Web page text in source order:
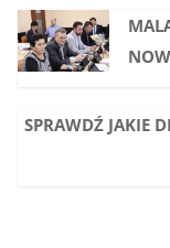
SPRAWDŹ JAKIE